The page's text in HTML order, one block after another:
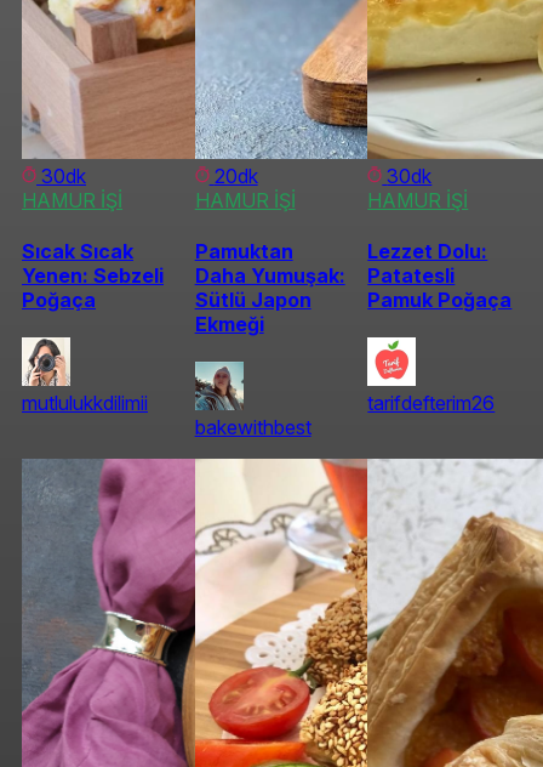
30dk
HAMUR İŞİ
Sıcak Sıcak
Yenen: Sebzeli
Poğaça
mutlulukkdilimii
20dk
HAMUR İŞİ
Pamuktan
Daha Yumuşak:
Sütlü Japon
Ekmeği
bakewithbest
30dk
HAMUR İŞİ
Lezzet Dolu:
Patatesli
Pamuk Poğaça
tarifdefterim26